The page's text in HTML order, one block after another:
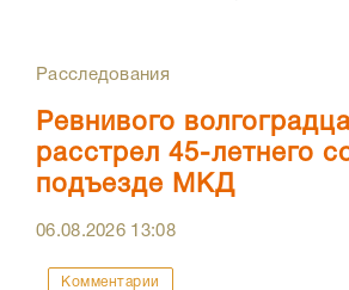
Расследования
Ревнивого
расстрел 45-летнего
подъезде МКД
06.08.2026 13:08
Комментарии